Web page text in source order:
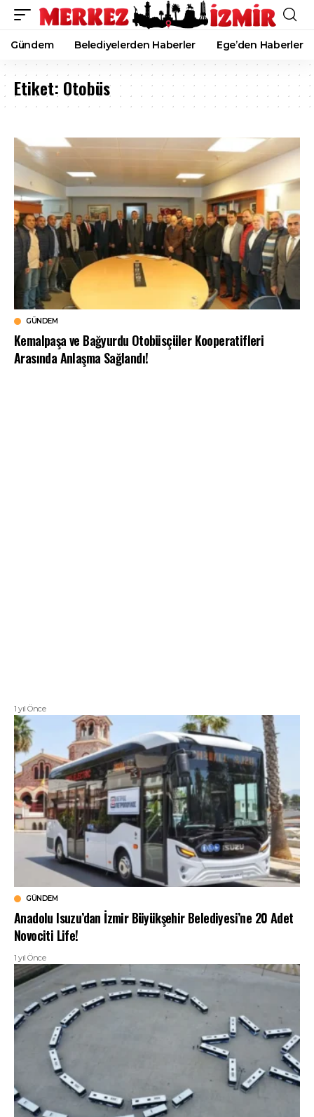
Gündem Belediyelerden Haberler Ege’den Haberler
Etiket: Otobüs
GÜNDEM
Kemalpaşa ve Bağyurdu Otobüsçüler Kooperatifleri
Arasında Anlaşma Sağlandı!
1 yıl Önce
GÜNDEM
Anadolu Isuzu’dan İzmir Büyükşehir Belediyesi’ne 20 Adet
Novociti Life!
1 yıl Önce